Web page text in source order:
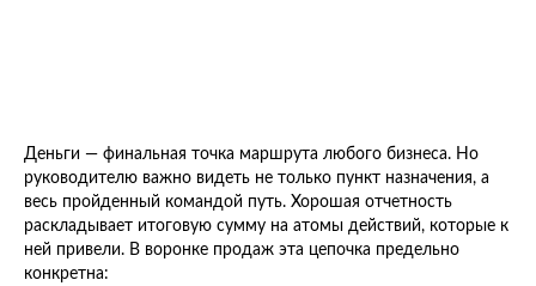
Деньги — финальная точка маршрута любого бизнеса. Но
руководителю важно видеть не только пункт назначения, а
весь пройденный командой путь. Хорошая отчетность
раскладывает итоговую сумму на атомы действий, которые к
ней привели. В воронке продаж эта цепочка предельно
конкретна: